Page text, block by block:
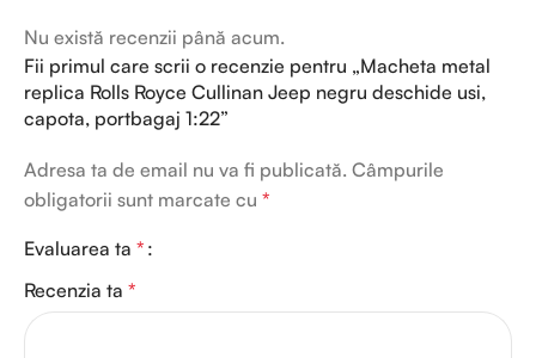
Nu există recenzii până acum.
Fii primul care scrii o recenzie pentru „Macheta metal
replica Rolls Royce Cullinan Jeep negru deschide usi,
capota, portbagaj 1:22”
Adresa ta de email nu va fi publicată. Câmpurile
obligatorii sunt marcate cu *
Evaluarea ta *
Recenzia ta *